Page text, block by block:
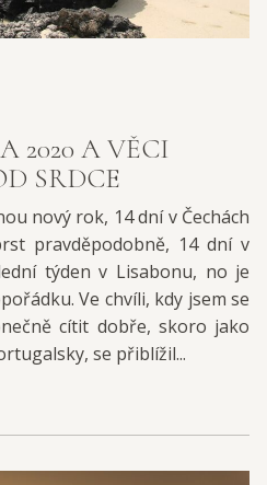
2020 A VĚCI
SRDCE
nový rok, 14 dní v Čechách
pravděpodobně, 14 dní v
týden v Lisabonu, no je
Ve chvíli, kdy jsem se
cítit dobře, skoro jako
se přiblížil...